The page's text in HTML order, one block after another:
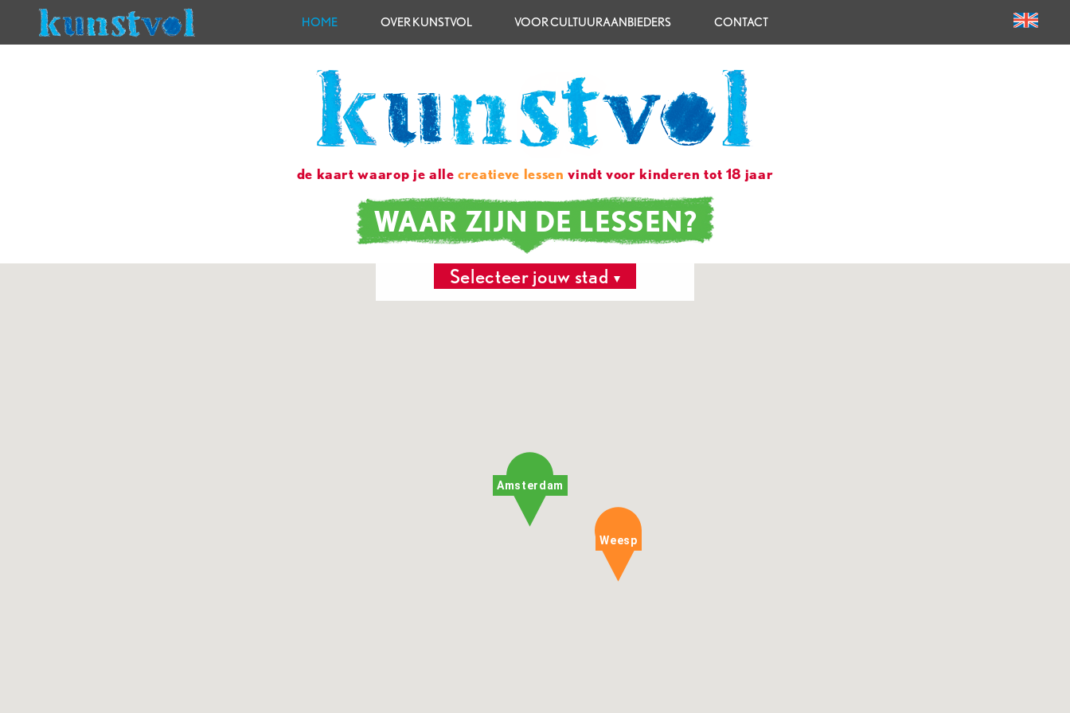
HOME OVER KUNSTVOL VOOR CULTUURAANBIEDERS CONTACT
de kaart waarop je allecreatieve lessen vindt voor kinderen tot 18 jaar
WAAR ZIJN DE LESSEN?
Selecteer jouw stad
Amsterdam
Weesp